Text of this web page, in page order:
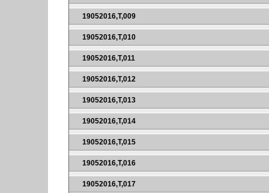
19052016,T,009
19052016,T,010
19052016,T,011
19052016,T,012
19052016,T,013
19052016,T,014
19052016,T,015
19052016,T,016
19052016,T,017